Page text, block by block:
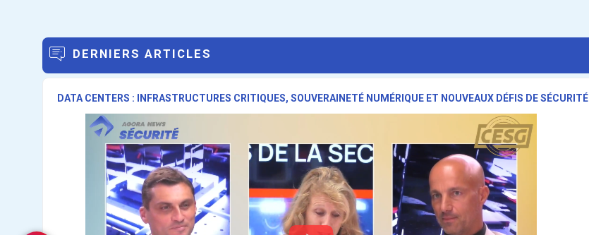
DERNIERS ARTICLES
DATA CENTERS : INFRASTRUCTURES CRITIQUES, SOUVERAINETÉ NUMÉRIQUE ET NOUVEAUX DÉFIS DE SÉCURITÉ